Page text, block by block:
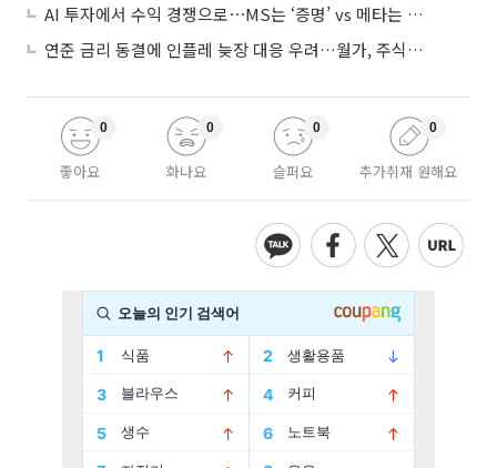
AI 투자에서 수익 경쟁으로⋯MS는 ‘증명’ vs 메타는 ‘숙제’
연준 금리 동결에 인플레 늦장 대응 우려…월가, 주식도 채권도 던졌다
좋아요
0
화나요
0
슬퍼요
0
추가취재 원해요
0